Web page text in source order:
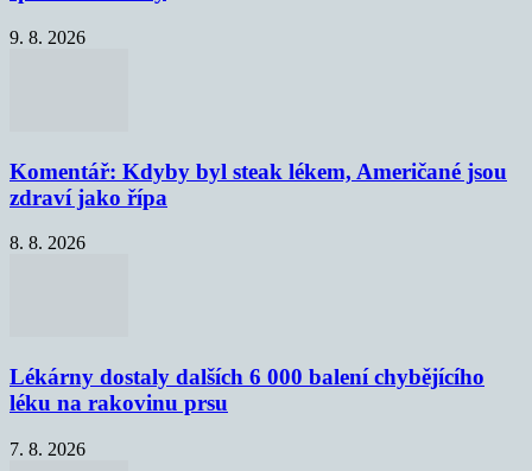
9. 8. 2026
Komentář: Kdyby byl steak lékem, Američané jsou
zdraví jako řípa
8. 8. 2026
Lékárny dostaly dalších 6 000 balení chybějícího
léku na rakovinu prsu
7. 8. 2026